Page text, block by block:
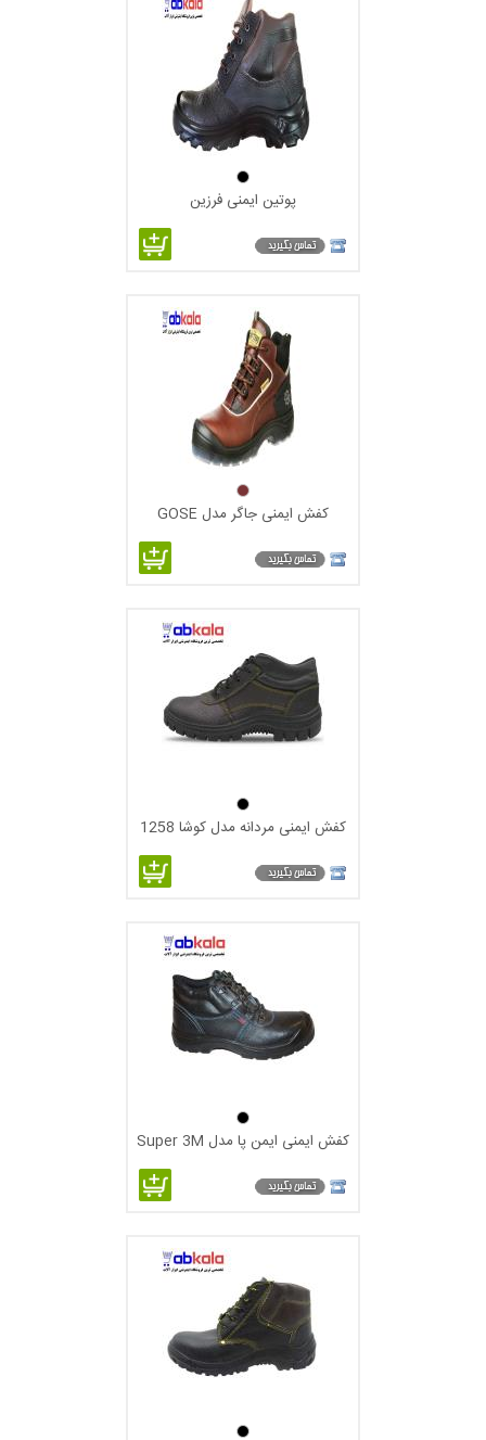
پوتین ایمنی فرزین
کفش ایمنی جاگر مدل GOSE
کفش ایمنی مردانه مدل کوشا 1258
کفش ایمنی ایمن پا مدل Super 3M